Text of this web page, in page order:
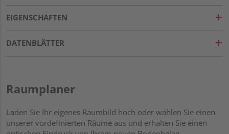
EIGENSCHAFTEN
DATENBLÄTTER
Raumplaner
Laden Sie Ihr eigenes Raumbild hoch oder wählen Sie einen
unserer vordefinierten Räume aus und erhalten Sie einen